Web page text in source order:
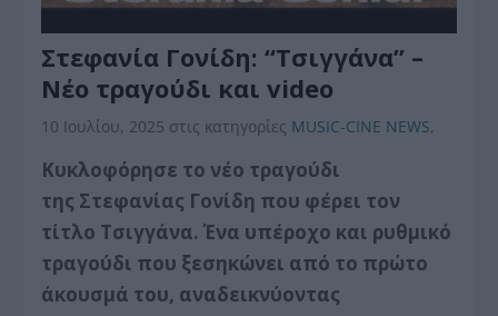
Στεφανία Γονίδη: “Τσιγγάνα” –
Νέο τραγούδι και video
10 Ιουλίου, 2025 στις κατηγορίες MUSIC-CINE NEWS,
Κυκλοφόρησε το νέο τραγούδι
της Στεφανίας Γονίδη που φέρει τον
τίτλο Τσιγγάνα. Ένα υπέροχο και ρυθμικό
τραγούδι που ξεσηκώνει από το πρώτο
άκουσμά του, αναδεικνύοντας